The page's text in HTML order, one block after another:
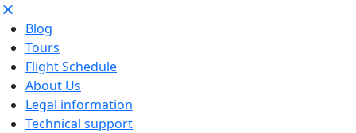
Blog
Tours
Flight Schedule
About Us
Legal information
Technical support